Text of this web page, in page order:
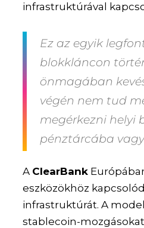
infrastruktúrával
Ez az egyik
blokkláncon
önmagában
végén nem tud
megérkezni helyi
pénztárcába
A ClearBank
eszközökhöz
infrastruktúrát. A
stablecoin-